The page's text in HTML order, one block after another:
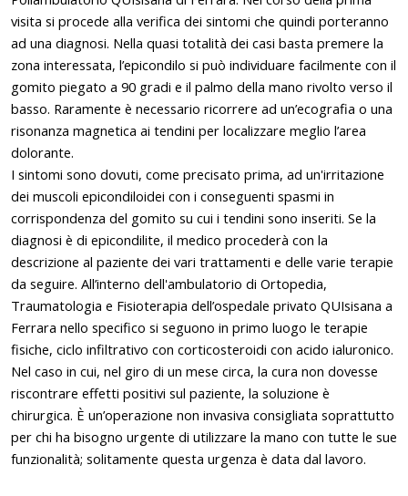
visita si procede alla verifica dei sintomi che quindi porteranno
ad una diagnosi. Nella quasi totalità dei casi basta premere la
zona interessata, l’epicondilo si può individuare facilmente con il
gomito piegato a 90 gradi e il palmo della mano rivolto verso il
basso. Raramente è necessario ricorrere ad un’ecografia o una
risonanza magnetica ai tendini per localizzare meglio l’area
dolorante.
I sintomi sono dovuti, come precisato prima, ad un'irritazione
dei muscoli epicondiloidei con i conseguenti spasmi in
corrispondenza del gomito su cui i tendini sono inseriti. Se la
diagnosi è di epicondilite, il medico procederà con la
descrizione al paziente dei vari trattamenti e delle varie terapie
da seguire. All’interno dell'ambulatorio di Ortopedia,
Traumatologia e Fisioterapia dell’ospedale privato QUIsisana a
Ferrara nello specifico si seguono in primo luogo le terapie
fisiche, ciclo infiltrativo con corticosteroidi con acido ialuronico.
Nel caso in cui, nel giro di un mese circa, la cura non dovesse
riscontrare effetti positivi sul paziente, la soluzione è
chirurgica. È un’operazione non invasiva consigliata soprattutto
per chi ha bisogno urgente di utilizzare la mano con tutte le sue
funzionalità; solitamente questa urgenza è data dal lavoro.